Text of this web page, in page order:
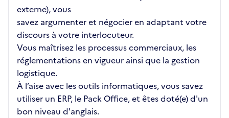
externe), vous
savez argumenter et négocier en adaptant votre
discours à votre interlocuteur.
Vous maîtrisez les processus commerciaux, les
réglementations en vigueur ainsi que la gestion
logistique.
À l’aise avec les outils informatiques, vous savez
utiliser un ERP, le Pack Office, et êtes doté(e) d'un
bon niveau d'anglais.